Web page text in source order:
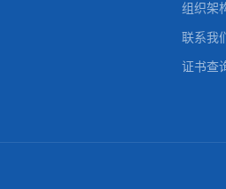
组织架
联系我
证书查